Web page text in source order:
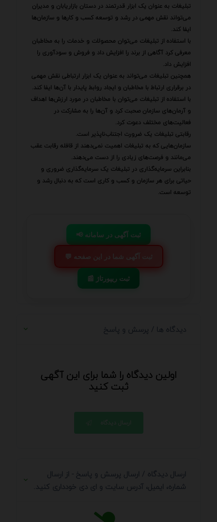
تبلیغات به عنوان یک ابزار قدرتمند در دستان بازاریابان و مدیران
می‌تواند نقش مهمی در رشد و توسعه کسب و کارها و سازمان‌ها
ایفا کند.
با استفاده از تبلیغات می‌توان محصولات و خدمات را به مخاطبان
معرفی کرد آگاهی از برند را افزایش داد و فروش و سودآوری را
افزایش داد.
همچنین تبلیغات می‌تواند به عنوان یک ابزار ارتباطی نقش مهمی
در برقراری ارتباط با مخاطبان و ایجاد روابط پایدار با آن‌ها ایفا کند.
با استفاده از تبلیغات می‌توان با مخاطبان در مورد ارزش‌ها اهداف
و آرمان‌های سازمان صحبت کرد و آن‌ها را به مشارکت در
فعالیت‌های مختلف دعوت کرد.
رقابتی تبلیغات یک ضرورت اجتناب‌ناپذیر است.
سازمان‌هایی که به تبلیغات اهمیت نمی‌دهند از قافله رقابت عقب
می‌مانند و فرصت‌های زیادی را از دست می‌دهند.
بنابراین سرمایه‌گذاری در تبلیغات یک سرمایه‌گذاری ضروری و
حیاتی برای هر سازمان و کسب و کاری است که به دنبال رشد و
توسعه است.
📢 ثبت آگهی در سامانه
💬 ثبت آگهی شما در این صفحه
📰 ثبت ریپورتاژ
دیدگاه ها / پرسش و پاسخ
اولین دیدگاه را شما برای این آگهی
ثبت کنید
ارسال دیدگاه
ارسال دیدگاه / ارسال پرسش و پاسخ - از ارسال
شماره، ایمیل، آدرس سایت و ای دی خودداری کنید.